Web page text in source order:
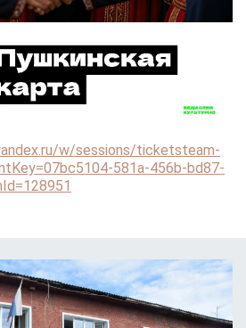
w/sessions/ticketsteam-
581a-456b-bd87-